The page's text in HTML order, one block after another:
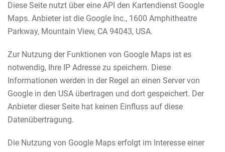
Diese Seite nutzt über eine API den Kartendienst Google
Maps. Anbieter ist die Google Inc., 1600 Amphitheatre
Parkway, Mountain View, CA 94043, USA.
Zur Nutzung der Funktionen von Google Maps ist es
notwendig, Ihre IP Adresse zu speichern. Diese
Informationen werden in der Regel an einen Server von
Google in den USA übertragen und dort gespeichert. Der
Anbieter dieser Seite hat keinen Einfluss auf diese
Datenübertragung.
Die Nutzung von Google Maps erfolgt im Interesse einer